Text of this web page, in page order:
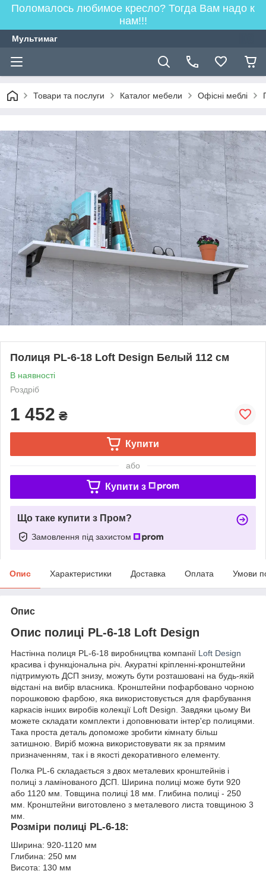
Поломалось любимое кресло? Тогда Вам надо к
нам!!!
Мультимаг
Товари та послуги Каталог мебели Офісні меблі
Полиця PL-6-18 Loft Design Белый 112 см
В наявності
Роздріб
1 452 ₴
Купити
або
Купити з
Що таке купити з Пром?
Замовлення під захистом
Опис Характеристики Доставка Оплата Умови
Опис
Опис полиці PL-6-18 Loft Design
Настінна полиця PL-6-18 виробництва компанії Loft Design
красива і функціональна річ. Акуратні кріпленні-кронштейни
підтримують ДСП знизу, можуть бути розташовані на будь-якій
відстані на вибір власника. Кронштейни пофарбовано чорною
порошковою фарбою, яка використовується для фарбування
каркасів інших виробів колекції Loft Design. Завдяки цьому Ви
можете складати комплекти і доповнювати інтер'єр полицями.
Така проста деталь допоможе зробити кімнату більш
затишною. Виріб можна використовувати як за прямим
призначенням, так і в якості декоративного елементу.
Полка PL-6 складається з двох металевих кронштейнів і
полиці з ламінованого ДСП. Ширина полиці може бути 920
або 1120 мм. Товщина полиці 18 мм. Глибина полиці - 250
мм. Кронштейни виготовлено з металевого листа товщиною 3
мм.
Розміри полиці PL-6-18:
Ширина: 920-1120 мм
Глибина: 250 мм
Висота: 130 мм